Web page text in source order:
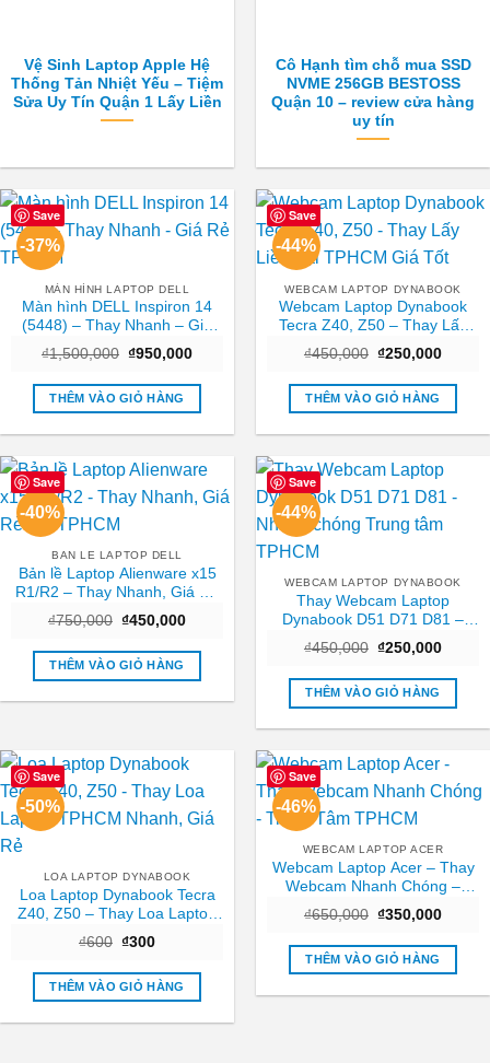
Vệ Sinh Laptop Apple Hệ
Thống Tản Nhiệt Yếu – Tiệm
Sửa Uy Tín Quận 1 Lấy Liền
Cô Hạnh tìm chỗ mua SSD
NVME 256GB BESTOSS
Quận 10 – review cửa hàng
uy tín
Save
-37%
MÀN HÌNH LAPTOP DELL
Màn hình DELL Inspiron 14
(5448) – Thay Nhanh – Giá
₫1,500,000 Giá
là:
₫1,500,000.
₫950,000Giá
tại
₫950,000.
THÊM VÀO GIỎ HÀNG
Save
-44%
WEBCAM LAPTOP DYNABOOK
Webcam Laptop Dynabook
Tecra Z40, Z50 – Thay Lấy
₫450,000 Giá
là:
₫450,000.
₫250,000Giá
tại
THÊM VÀO GIỎ HÀNG
Save
-40%
BAN LE LAPTOP DELL
Bản lề Laptop Alienware x15
R1/R2 – Thay Nhanh, Giá Rẻ
₫750,000 Giá
là:
₫750,000.
₫450,000Giá
tại
₫450,000.
THÊM VÀO GIỎ HÀNG
Save
-44%
WEBCAM LAPTOP DYNABOOK
Thay Webcam Laptop
Dynabook D51 D71 D81 –
TPHCM
₫450,000 Giá
là:
₫450,000.
₫250,000Giá
tại
THÊM VÀO GIỎ HÀNG
Save
-50%
LOA LAPTOP DYNABOOK
Loa Laptop Dynabook Tecra
Z40, Z50 – Thay Loa Laptop
₫600 Giá
là:
₫600.
₫300Giá
tại
là:
₫300.
THÊM VÀO GIỎ HÀNG
Save
-46%
WEBCAM LAPTOP ACER
Webcam Laptop Acer – Thay
Webcam Nhanh Chóng –
₫650,000 Giá
là:
₫650,000.
₫350,000Giá
tại
THÊM VÀO GIỎ HÀNG